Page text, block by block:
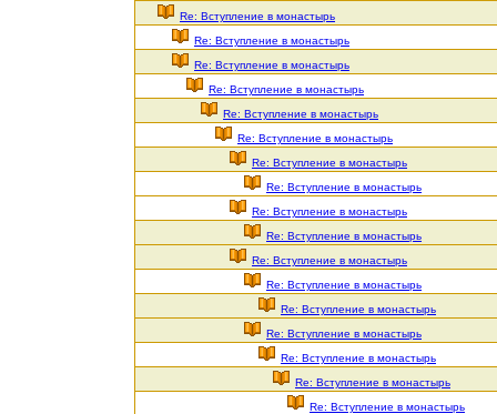
Re: Вступление в монастырь
Re: Вступление в монастырь
Re: Вступление в монастырь
Re: Вступление в монастырь
Re: Вступление в монастырь
Re: Вступление в монастырь
Re: Вступление в монастырь
Re: Вступление в монастырь
Re: Вступление в монастырь
Re: Вступление в монастырь
Re: Вступление в монастырь
Re: Вступление в монастырь
Re: Вступление в монастырь
Re: Вступление в монастырь
Re: Вступление в монастырь
Re: Вступление в монастырь
Re: Вступление в монастырь